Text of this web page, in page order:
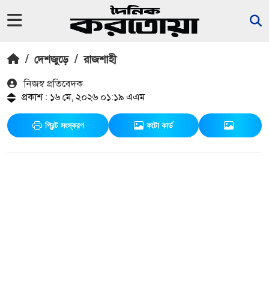
/ দেশজুড়ে / রাজশাহী
নিজস্ব প্রতিবেদক
প্রকাশ : ১৬ মে, ২০২৬ ০১:১৯ এএম
প্রিন্ট সংস্করণ ফটো কার্ড